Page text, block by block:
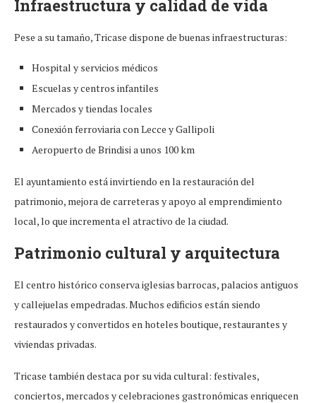
Infraestructura y calidad de vida
Pese a su tamaño, Tricase dispone de buenas infraestructuras:
Hospital y servicios médicos
Escuelas y centros infantiles
Mercados y tiendas locales
Conexión ferroviaria con Lecce y Gallipoli
Aeropuerto de Brindisi a unos 100 km
El ayuntamiento está invirtiendo en la restauración del
patrimonio, mejora de carreteras y apoyo al emprendimiento
local, lo que incrementa el atractivo de la ciudad.
Patrimonio cultural y arquitectura
El centro histórico conserva iglesias barrocas, palacios antiguos
y callejuelas empedradas. Muchos edificios están siendo
restaurados y convertidos en hoteles boutique, restaurantes y
viviendas privadas.
Tricase también destaca por su vida cultural: festivales,
conciertos, mercados y celebraciones gastronómicas enriquecen